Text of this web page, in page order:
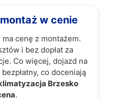
w cenie
cenę z montażem.
i bez dopłat za
Co więcej, dojazd na
co doceniają
Brzesko
.